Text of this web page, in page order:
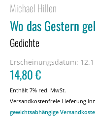
Michael Hillen
Wo das Gestern
Gedichte
Erscheinungsdatum:
14,80€
Enthält 7% red. MwSt.
Versandkostenfreie Lieferung
gewichtsabhängige